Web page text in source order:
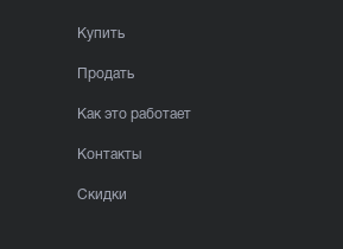
Купить
Продать
Как это работает
Контакты
Скидки